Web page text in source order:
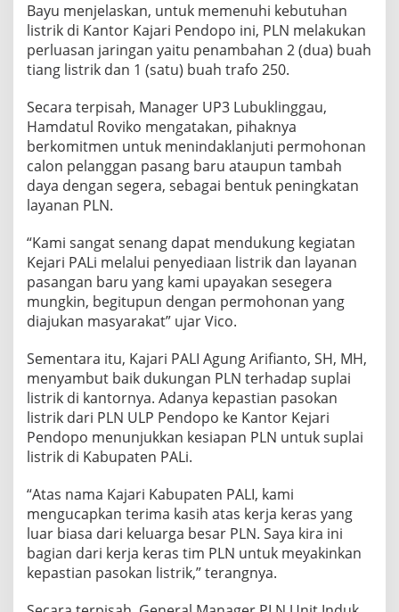
Bayu menjelaskan, untuk memenuhi kebutuhan
listrik di Kantor Kajari Pendopo ini, PLN melakukan
perluasan jaringan yaitu penambahan 2 (dua) buah
tiang listrik dan 1 (satu) buah trafo 250.
Secara terpisah, Manager UP3 Lubuklinggau,
Hamdatul Roviko mengatakan, pihaknya
berkomitmen untuk menindaklanjuti permohonan
calon pelanggan pasang baru ataupun tambah
daya dengan segera, sebagai bentuk peningkatan
layanan PLN.
“Kami sangat senang dapat mendukung kegiatan
Kejari PALi melalui penyediaan listrik dan layanan
pasangan baru yang kami upayakan sesegera
mungkin, begitupun dengan permohonan yang
diajukan masyarakat” ujar Vico.
Sementara itu, Kajari PALI Agung Arifianto, SH, MH,
menyambut baik dukungan PLN terhadap suplai
listrik di kantornya. Adanya kepastian pasokan
listrik dari PLN ULP Pendopo ke Kantor Kejari
Pendopo menunjukkan kesiapan PLN untuk suplai
listrik di Kabupaten PALi.
“Atas nama Kajari Kabupaten PALI, kami
mengucapkan terima kasih atas kerja keras yang
luar biasa dari keluarga besar PLN. Saya kira ini
bagian dari kerja keras tim PLN untuk meyakinkan
kepastian pasokan listrik,” terangnya.